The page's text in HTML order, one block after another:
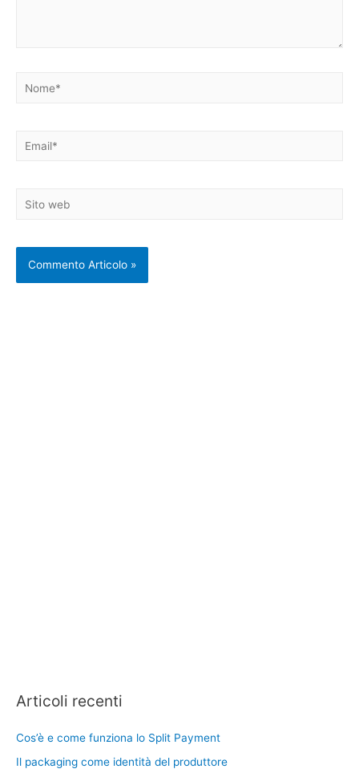
Nome*
Email*
Sito
Articoli recenti
Cos’è e come funziona lo Split Payment
Il packaging come identità del produttore